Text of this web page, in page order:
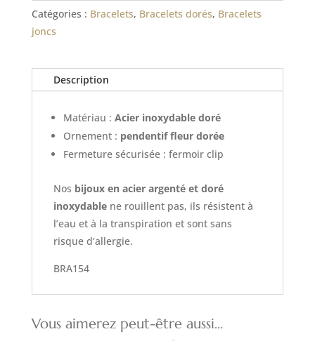
Catégories : Bracelets, Bracelets dorés, Bracelets
joncs
Description
Matériau : Acier inoxydable doré
Ornement : pendentif fleur dorée
Fermeture sécurisée : fermoir clip
Nos bijoux en acier argenté et doré
inoxydablene rouillent pas, ils résistent à
l’eau et à la transpiration et sont sans
risque d’allergie.
BRA154
Vous aimerez peut-être aussi…